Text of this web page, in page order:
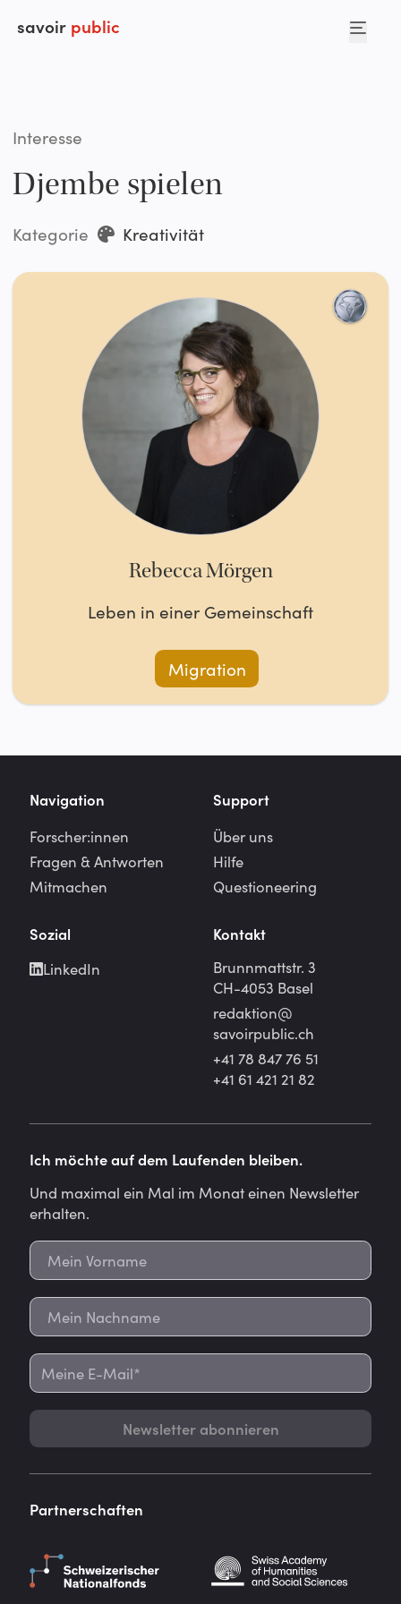
savoir public
Interesse
Djembe spielen
Kategorie Kreativität
Rebecca Mörgen
Leben in einer Gemeinschaft
Migration
Navigation
Forscher:innen
Fragen & Antworten
Mitmachen
Support
Über uns
Hilfe
Questioneering
Sozial
LinkedIn
Kontakt
Brunnmattstr. 3
CH-4053 Basel
redaktion@
savoirpublic.ch
+41 78 847 76 51
+41 61 421 21 82
Ich möchte auf dem Laufenden bleiben.
Und maximal ein Mal im Monat einen Newsletter
erhalten.
Newsletter abonnieren
Partnerschaften